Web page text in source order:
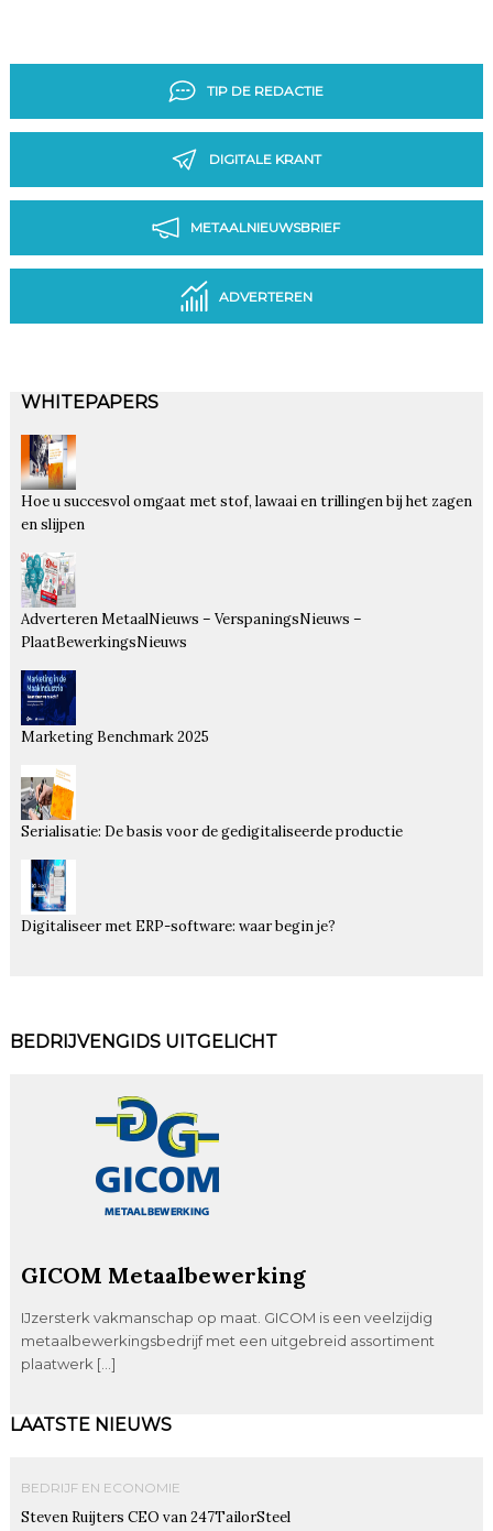
TIP DE REDACTIE
DIGITALE KRANT
METAALNIEUWSBRIEF
ADVERTEREN
WHITEPAPERS
Hoe u succesvol omgaat met stof, lawaai en trillingen bij het zagen
en slijpen
Adverteren MetaalNieuws – VerspaningsNieuws –
PlaatBewerkingsNieuws
Marketing Benchmark 2025
Serialisatie: De basis voor de gedigitaliseerde productie
Digitaliseer met ERP-software: waar begin je?
BEDRIJVENGIDS UITGELICHT
GICOM Metaalbewerking
IJzersterk vakmanschap op maat. GICOM is een veelzijdig
metaalbewerkingsbedrijf met een uitgebreid assortiment
plaatwerk […]
LAATSTE NIEUWS
BEDRIJF EN ECONOMIE
Steven Ruijters CEO van 247TailorSteel